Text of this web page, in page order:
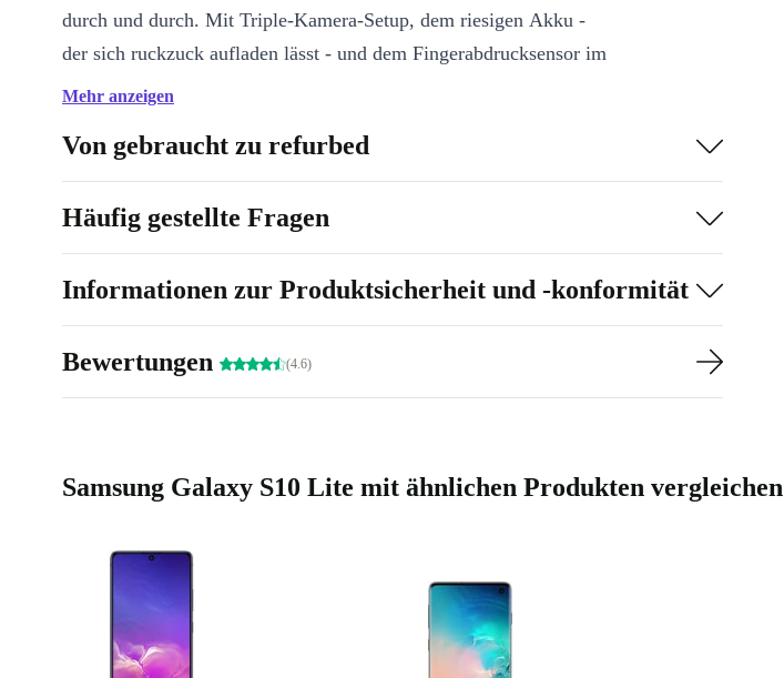
durch und durch. Mit Triple-Kamera-Setup, dem riesigen Akku -
der sich ruckzuck aufladen lässt - und dem Fingerabdrucksensor im
Display hat man hier so ungefähr alles, was man je von einem
Mehr anzeigen
Von gebraucht zu refurbed
Häufig gestellte Fragen
Informationen zur Produktsicherheit und -konformität
Bewertungen (4.6)
Samsung Galaxy S10 Lite mit ähnlichen Produkten vergleichen